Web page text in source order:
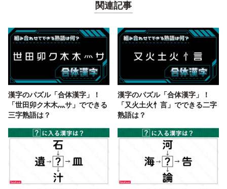
関連記事
漢字のパズル「合体漢字」！
「世田卯ク木木灬サ」でできる
三字熟語は？
漢字のパズル「合体漢字」！
「又火土火忄言」でできる二字
熟語は？